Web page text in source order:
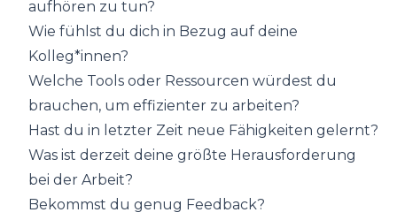
aufhören zu tun?
Wie fühlst du dich in Bezug auf deine
Kolleg*innen?
Welche Tools oder Ressourcen würdest du
brauchen, um effizienter zu arbeiten?
Hast du in letzter Zeit neue Fähigkeiten gelernt?
Was ist derzeit deine größte Herausforderung
bei der Arbeit?
Bekommst du genug Feedback?